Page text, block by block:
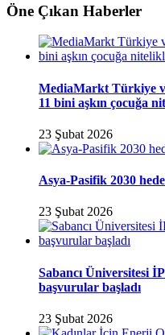
Öne Çıkan Haberler
MediaMarkt Türkiye
11 bini aşkın çocuğa
23 Şubat 2026
Asya-Pasifik 2030
23 Şubat 2026
Sabancı Üniversitesi
başvurular başladı
23 Şubat 2026